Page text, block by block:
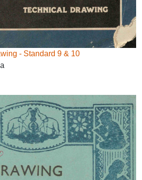
- Standard 9 & 10